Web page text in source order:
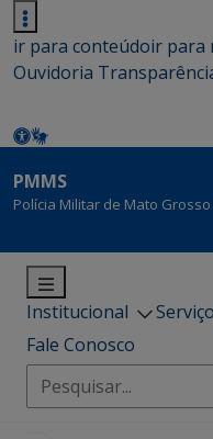
ir para conteúdoir para
Ouvidoria
PMMS
Polícia Militar de Mato
Institucional
Fale Conosco
Pesquisar
por: